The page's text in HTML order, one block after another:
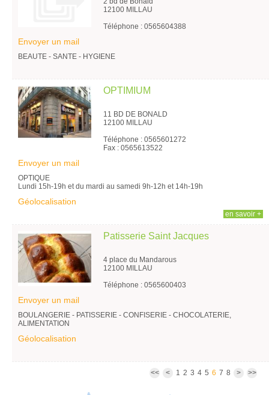
12100 MILLAU
Téléphone : 0565604388
Envoyer un mail
BEAUTE - SANTE - HYGIENE
OPTIMIUM
11 BD DE BONALD
12100 MILLAU
Téléphone : 0565601272
Fax : 0565613522
Envoyer un mail
OPTIQUE
Lundi 15h-19h et du mardi au samedi 9h-12h et 14h-19h
Géolocalisation
en savoir +
Patisserie Saint Jacques
4 place du Mandarous
12100 MILLAU
Téléphone : 0565600403
Envoyer un mail
BOULANGERIE - PATISSERIE - CONFISERIE - CHOCOLATERIE,
ALIMENTATION
Géolocalisation
<< < 1 2 3 4 5 6 7 8 > >>